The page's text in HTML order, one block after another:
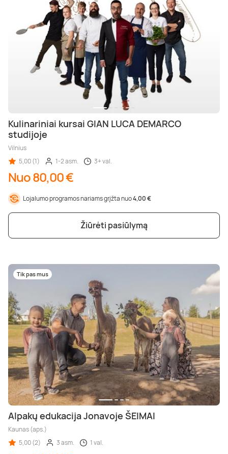
Kulinariniai kursai GIAN LUCA DEMARCO
studijoje
Vilnius
5,00 (1)
1-2 asm. 3+ val.
Nuo 80,00 €
Lojalumo programos nariams grįžta nuo4,00 €
Žiūrėti pasiūlymą
Tik pas mus
Alpakų edukacija Jonavoje ŠEIMAI
Kaunas (aps.)
5,00 (2)
3 asm. 1 val.